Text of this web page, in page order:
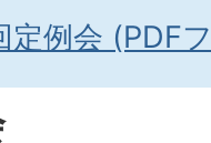
定例会 (PDF